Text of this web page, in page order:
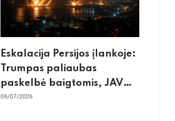
Eskalacija Persijos įlankoje:
Trumpas paliaubas
paskelbė baigtomis, JAV
sunaikino 90 karinių taikinių
09/07/2026